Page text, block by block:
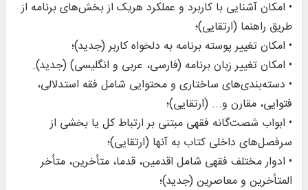
• امکان آشنایی با کاربرد و عملکرد هریک از بخش‌های برنامه از
طریق راهنما (ارتقایی)؛
• امکان تغییر پوسته برنامه به دلخواه کاربر (جدید)؛
• امکان تغییر زبان برنامه (فارسی، عربی و انگلیسی) (جدید).
• دسته‌بندی‌های ساختاری و محتوایی شامل فقه استدلالی،
فتوایی، مقارن و... (ارتقایی)؛
• ابواب شصت‌گانه فقهی مبتنی بر ارتباط کل یا بخشی از
سرفصل‌های داخلی کتاب به آنها (ارتقایی)؛
• ادوار مختلف فقهی شامل اقدمین، قدما، متأخرین، متأخر
المتأخرین و معاصرین (جدید)؛